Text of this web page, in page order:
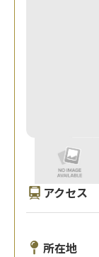
アクセス
所在地